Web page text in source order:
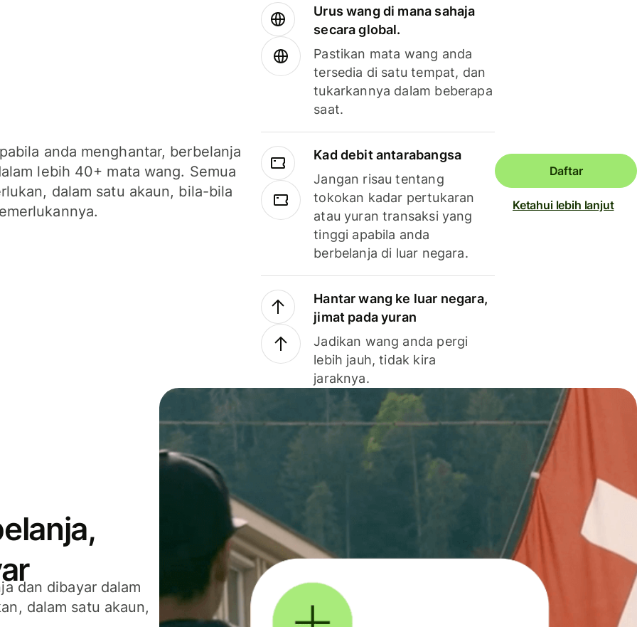
anda menghantar, berbelanja
lebih 40+ mata wang. Semua
dalam satu akaun, bila-bila
Urus wang di mana sahaja
secara global.
Pastikan mata wang anda
tersedia di satu tempat, dan
tukarkannya dalam beberapa
saat.
Kad debit antarabangsa
Jangan risau tentang
tokokan kadar pertukaran
atau yuran transaksi yang
tinggi apabila anda
berbelanja di luar negara.
Hantar wang ke luar negara,
jimat pada yuran
Jadikan wang anda pergi
lebih jauh, tidak kira
jaraknya.
Daftar
Ketahui lebih lanjut
dan dibayar dalam
dalam satu akaun,